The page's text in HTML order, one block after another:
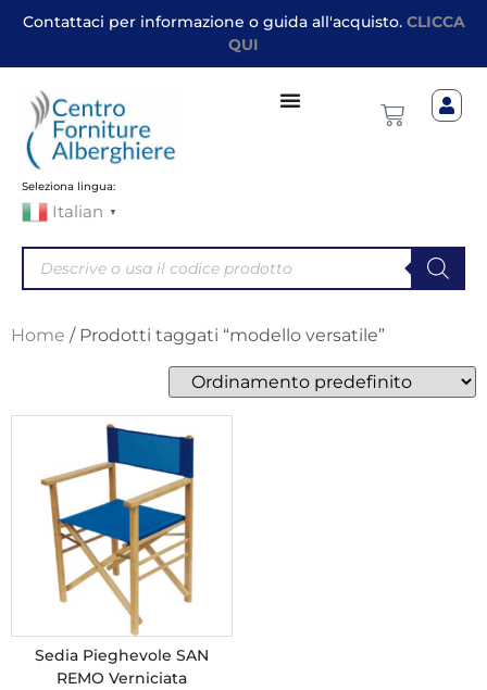
Contattaci per informazione o guida all'acquisto. CLICCA
QUI
Seleziona lingua:
Italian ▼
Home / Prodotti taggati “modello versatile”
Sedia Pieghevole SAN
REMO Verniciata